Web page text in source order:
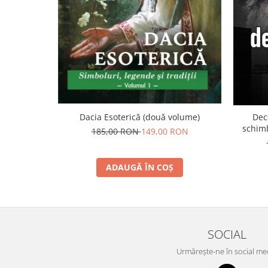
Dacia Esoterică (două volume)
185,00 RON149,00 RON
ADAUGĂ ÎN COȘ
SOCIAL
Urmărește-ne în social